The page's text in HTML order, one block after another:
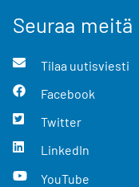
Seuraa meitä
Tilaa uutisviesti
Facebook
Twitter
LinkedIn
YouTube